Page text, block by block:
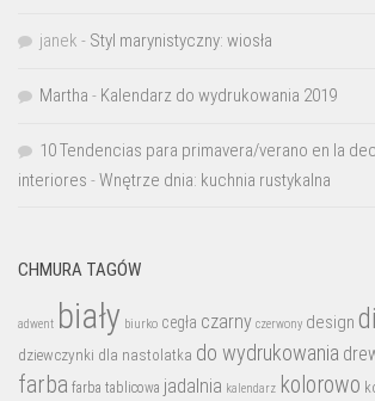
janek - Styl marynistyczny: wiosła
Martha - Kalendarz do wydrukowania 2019
10 Tendencias para primavera/verano en la
interiores -Wnętrze dnia: kuchnia rustykalna
CHMURA TAGÓW
adwent biały biurko cegła czarny czerwony design
dziewczynki dla nastolatka do wydrukowania
farba farba tablicowa jadalnia kalendarz kolorowo